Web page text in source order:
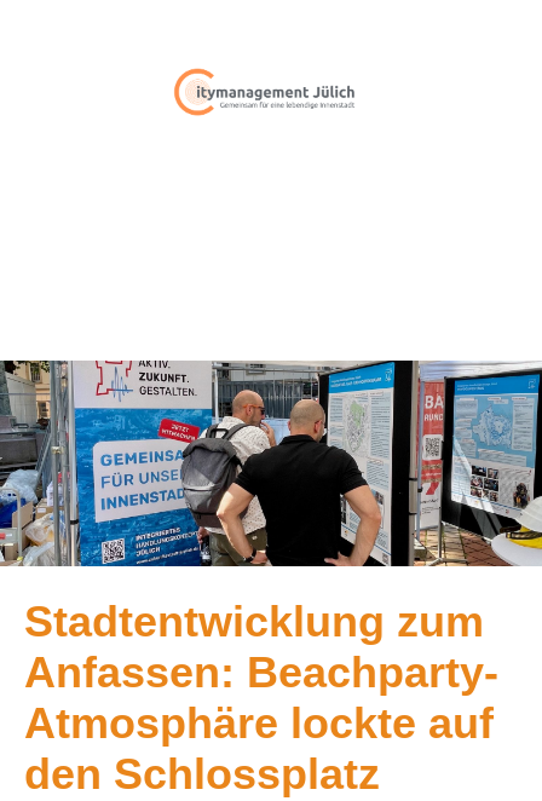
Stadtentwicklung zum
Anfassen: Beachparty-
Atmosphäre lockte auf
den Schlossplatz